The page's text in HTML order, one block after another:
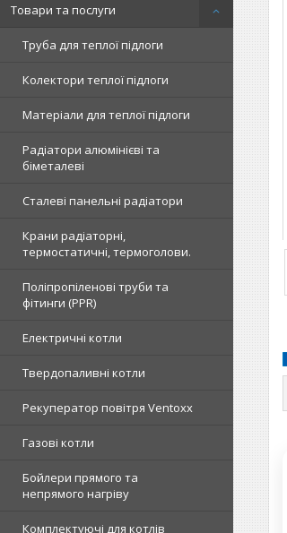
Товари та послуги
Труба для теплої підлоги
Колектори теплої підлоги
Матеріали для теплої підлоги
Радіатори алюмінієві та
біметалеві
Сталеві панельні радіатори
Крани радіаторні,
термостатичні, термоголови.
Поліпропіленові труби та
фітинги (PPR)
Електричні котли
Твердопаливні котли
Рекуператор повітря Ventoxx
Газові котли
Бойлери прямого та
непрямого нагріву
Комплектуючі для котлів